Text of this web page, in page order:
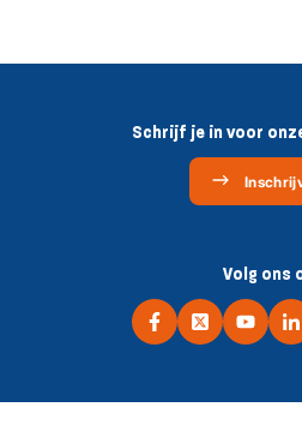
Schrijf je in voor
Volg ons